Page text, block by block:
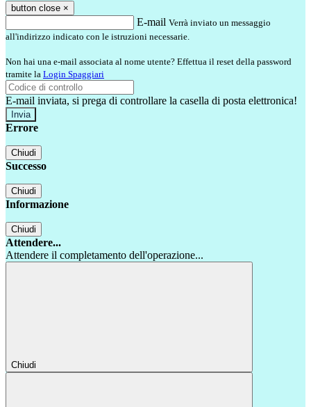
button close ×
E-mail Verrà inviato un messaggio
all'indirizzo indicato con le istruzioni necessarie.
Non hai una e-mail associata al nome utente? Effettua il reset della password
tramite la Login Spaggiari
E-mail inviata, si prega di controllare la casella di posta elettronica!
Errore
Chiudi
Successo
Chiudi
Informazione
Chiudi
Attendere...
Attendere il completamento dell'operazione...
Chiudi